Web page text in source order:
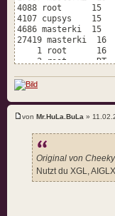
4088 root 15
4107 cupsys
4686 masterki 15
27419
1 root 16
2 root RT
4 root RT
5 root 10 -
6 root 10 -
7 root 12 -
10 root
11 root 20
103 root
136 root
137 root
von Mr.HuLa.BuLa »
Original von
Nutzt du XGL,